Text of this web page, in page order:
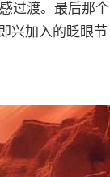
过渡。最后那个
兴加入的眨眼节